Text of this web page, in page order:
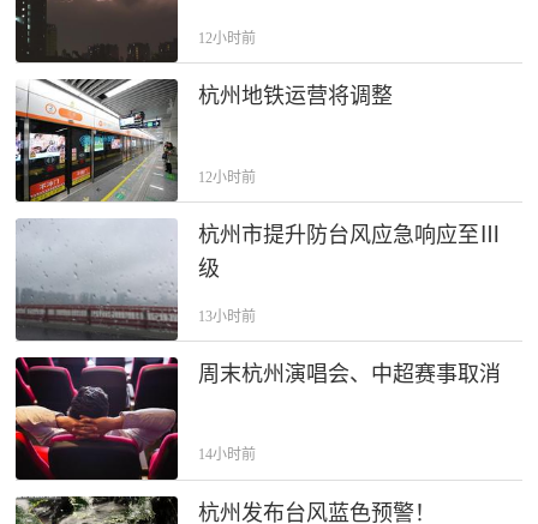
12小时前
杭州地铁运营将调整
12小时前
杭州市提升防台风应急响应至Ⅲ
级
13小时前
周末杭州演唱会、中超赛事取消
14小时前
杭州发布台风蓝色预警！